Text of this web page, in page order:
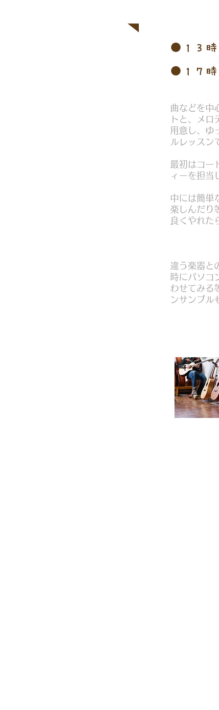
●１３時
​●１７時
曲などを中
トと、メ
用意し、ゆ
ルレッスン
最初はコー
ィーを担当
中には簡単
楽しんだり
良くやれた
違う楽器と
時にパソコ
わせてみる
ンサンブル